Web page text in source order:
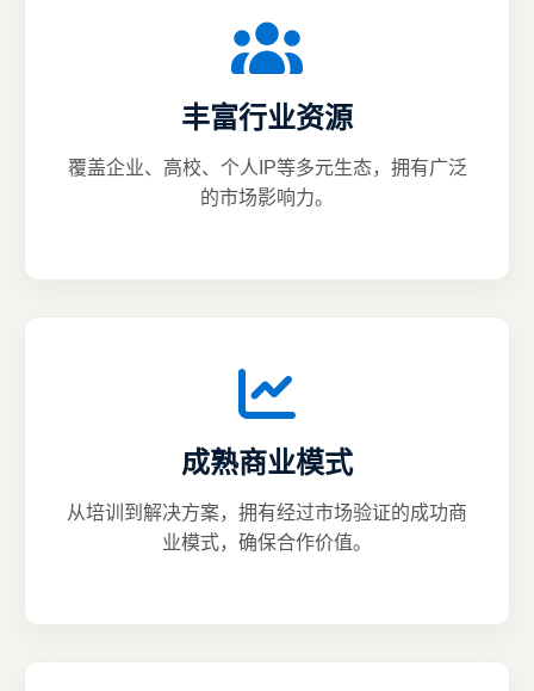
丰富行业资源
覆盖企业、高校、个人IP等多元生态，拥有广泛
的市场影响力。
成熟商业模式
从培训到解决方案，拥有经过市场验证的成功商
业模式，确保合作价值。